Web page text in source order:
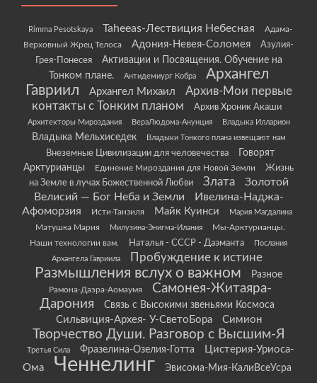
Rimma Pesotskaya Taheeas-Лествиция Небесная
Адама-
Верховный Жрец Телоса
Адония-Невея-Соломея
Азулия-
Грея-Понесея
Активации и Посвящения. Обучение на
Тонком плане.
Антидемиург Кобра
Архангел
Гавриил
Архангел Михаил
Архив-Мои первые
контакты с Тонким планом
Архив Хроник Акаши
Архитекторы Мироздания ВераЛюдома-Анунция Владыка Илларион
Владыка Мельхиседек Владыки Тонкого плана извещают нам
Внеземные Цивилизации для человечества
Говорят
Арктурианцы
Единение Мироздания для Новой Земли
Жизнь
на Земле в лучах Божественной Любви
Злата
Золотой
Велисий — Бог Неба и Земли
Ивелина-Наджа-
Афоморзия
Исти-Танзиля Майк Куинси Мария Магдалина
Матушка Мария Милузина-Энигма-Илания
Мы-Арктурианцы.
Наши технологии вам.
Наталья - СССР - Даэманта
Послания
Архангела Гавриила
Пробуждение к истине
Размышления вслух о важном Разное
Рамона-Даэра-Аомаумя
Самонея-Житаяра-
Дарония
Связь с Высокими звеньями Космоса
Сильвиция-Архея- У-СветоБора Симион
Творчество Души. Разговор с Высшим-Я
Третья Сила Фразелина-Озелия-Готта
Цистерия-Уриоса-
Ома
Ченнелинг Эвисома-Мия-КалиВсеУсра